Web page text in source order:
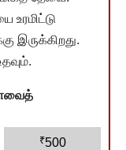
உரமிட்டு
இருக்கிறது.
₹500